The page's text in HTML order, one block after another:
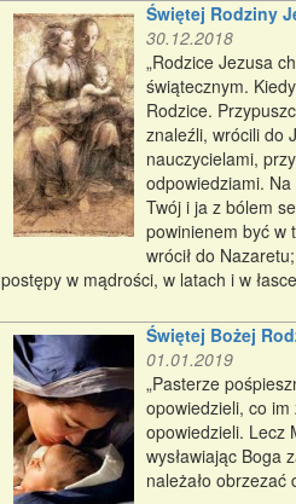
Świętej Rodziny
30.12.2018
„Rodzice Jezusa
świątecznym.
Rodzice.
znaleźli, wrócili do
nauczycielami,
odpowiedziami.
Twój i ja z bólem
powinienem być w
wrócił do
postępy w mądrości, w latach i w
Świętej Bożej
01.01.2019
„Pasterze
opowiedzieli, co im
opowiedzieli. Lecz
wysławiając Boga
należało obrzezać